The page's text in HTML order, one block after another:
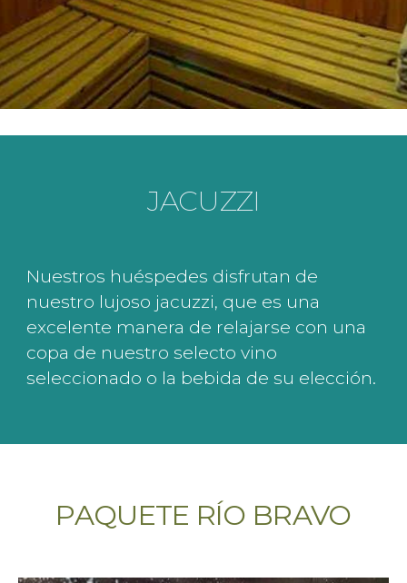
JACUZZI
Nuestros huéspedes disfrutan de
nuestro lujoso jacuzzi, que es una
excelente manera de relajarse con una
copa de nuestro selecto vino
seleccionado o la bebida de su elección.
PAQUETE RÍO BRAVO